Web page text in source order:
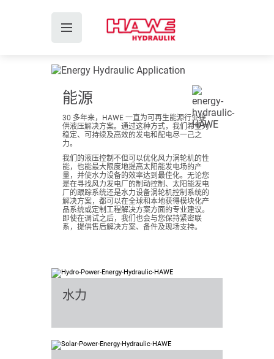
能源
30 多年来，HAWE 一直为可再生能源行业提
供液压解决方案。通过这种方式，我们希望为
稳定、可持续及高效的发电和配电尽一己之
力。
我们的液压控制不但可以优化风力涡轮机的性
能，也能最大限度地提高太阳能发电场的产
量，并使水力设备的效率达到最佳化。无论您
是在寻找风力发电厂的制动控制、太阳能发电
厂的跟踪系统还是水力设备涡轮机控制系统的
解决方案，都可以在全球和本地获得模块化产
品系统或定制工程解决方案方面的专业建议。
即使在调试之后，我们也会与您保持紧密联
系，提供售后解决方案、备件及现场支持。
水力